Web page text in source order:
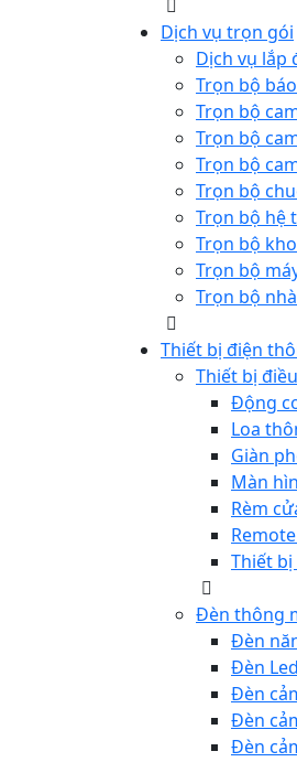
Dịch vụ trọn gói
Dịch vụ lắp
Trọn bộ
Trọn bộ
Trọn bộ
Trọn bộ
Trọn bộ
Trọn bộ hệ
Trọn bộ
Trọn bộ
Trọn bộ
Thiết bị điện
Thiết bị
Động
Loa
Giàn
Màn
Rèm
Thiết
Đèn thông
Đèn
Đèn
Đèn
Đèn
Đèn